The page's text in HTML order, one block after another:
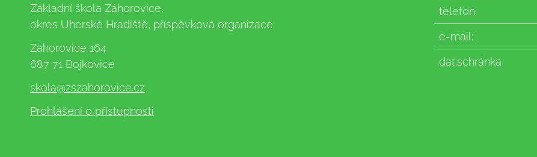
Základní škola Záhorovice,
okres Uherské Hradiště, příspěvková organizace
Záhorovice 164
687 71 Bojkovice
skola@zszahorovice.cz
Prohlášení o přístupnosti
telefon:
e-mail:
dat.schránka